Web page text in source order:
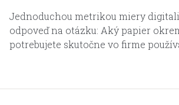
Jednoduchou metrikou miery
odpoveď na otázku: Aký papier
potrebujete skutočne vo firme